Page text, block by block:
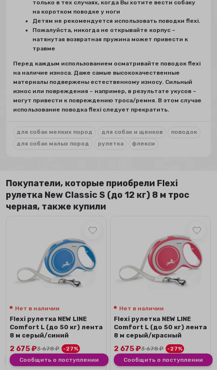
только в тех случаях, когда Вы хотите вести собаку
на коротком поводке у ноги
Детям не рекомендуется использовать поводки flexi.
Пожалуйста, никогда не открывайте корпус –
натянутая возвратная пружина может привести к
травме
Перед каждым использованием осматривайте поводок flexi
на наличие износа. Даже самые высококачественные
материалы подвержены естественному износу. Сильный
износ или повреждения – например, в результате укусов –
могут привести к повреждению троса/ремня. В этом случае
использование поводка flexi следует прекратить.
для собак мелких пород для собак и щенков
поводок
для собак малых пород
рулетка флекси
Покупатели, которые приобрели Flexi
рулетка New Classic S (до 12 кг) 8 м трос
черная, также купили
Нет в наличии
Flexi рулетка NEW LINE
Comfort L (до 50 кг) лента
8 м серый/синий
2 675₽3 678₽
-27%
Сообщить о поступлении
Нет в наличии
Flexi рулетка NEW LINE
Comfort L (до 50 кг) лента
8 м серый/красный
2 675₽3 678₽
-27%
Сообщить о поступлении